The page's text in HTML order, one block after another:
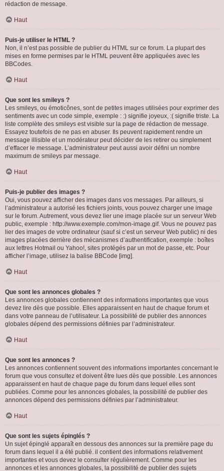
rédaction de message.
Haut
Puis-je utiliser le HTML ?
Non, il n’est pas possible de publier du HTML sur ce forum. La plupart des
mises en forme permises par le HTML peuvent être appliquées avec les
BBCodes.
Haut
Que sont les smileys ?
Les smileys, ou émoticônes, sont de petites images utilisées pour exprimer des
sentiments avec un code simple, exemple : :) signifie joyeux, :( signifie triste. La
liste complète des smileys est visible sur la page de rédaction de message.
Essayez toutefois de ne pas en abuser. Ils peuvent rapidement rendre un
message illisible et un modérateur peut décider de les retirer ou simplement
d’effacer le message. L’administrateur peut aussi avoir défini un nombre
maximum de smileys par message.
Haut
Puis-je publier des images ?
Oui, vous pouvez afficher des images dans vos messages. Par ailleurs, si
l’administrateur a autorisé les fichiers joints, vous pouvez charger une image
sur le forum. Autrement, vous devez lier une image placée sur un serveur Web
public, exemple : http://www.exemple.com/mon-image.gif. Vous ne pouvez pas
lier des images de votre ordinateur (sauf si c’est un serveur Web public) ni des
images placées derrière des mécanismes d’authentification, exemple : boîtes
aux lettres Hotmail ou Yahoo!, sites protégés par un mot de passe, etc. Pour
afficher l’image, utilisez la balise BBCode [img].
Haut
Que sont les annonces globales ?
Les annonces globales contiennent des informations importantes que vous
devez lire dès que possible. Elles apparaissent en haut de chaque forum et
dans votre panneau de l’utilisateur. La possibilité de publier des annonces
globales dépend des permissions définies par l’administrateur.
Haut
Que sont les annonces ?
Les annonces contiennent souvent des informations importantes concernant le
forum que vous consultez et doivent être lues dès que possible. Les annonces
apparaissent en haut de chaque page du forum dans lequel elles sont
publiées. Comme pour les annonces globales, la possibilité de publier des
annonces dépend des permissions définies par l’administrateur.
Haut
Que sont les sujets épinglés ?
Un sujet épinglé apparaît en dessous des annonces sur la première page du
forum dans lequel il a été publié. il contient des informations relativement
importantes et vous devez le consulter régulièrement. Comme pour les
annonces et les annonces globales, la possibilité de publier des sujets